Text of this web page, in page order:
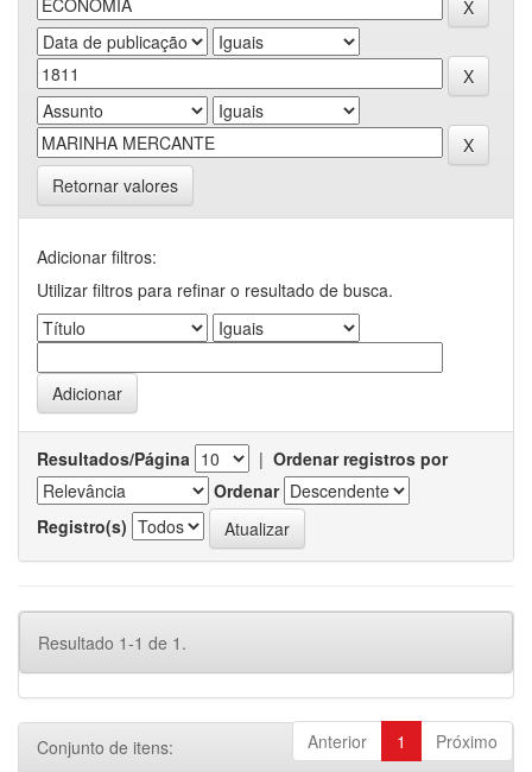
Retornar valores
Adicionar filtros:
Utilizar filtros para refinar o resultado de busca.
Resultados/Página | Ordenar registros por
Ordenar
Registro(s)
Resultado 1-1 de 1.
Anterior 1 Próximo
Conjunto de itens: